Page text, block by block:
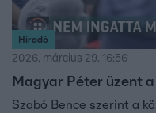
Híradó
2026. március 29. 16:56
Magyar Péter üzent
Szabó Bence szerint a